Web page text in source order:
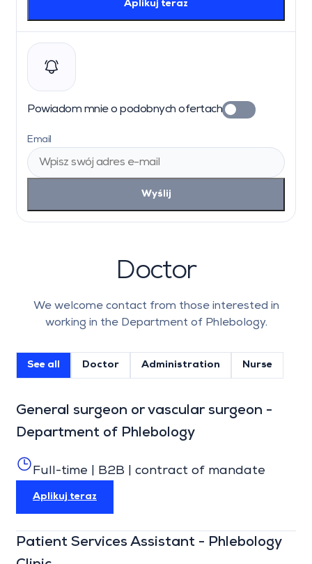
Aplikuj teraz
Powiadom mnie o podobnych ofertach
Email
Wyślij
Doctor
We welcome contact from those interested in
working in the Department of Phlebology.
See all Doctor Administration Nurse
General surgeon or vascular surgeon -
Department of Phlebology
Full-time | B2B | contract of mandate
Aplikuj teraz
Patient Services Assistant - Phlebology